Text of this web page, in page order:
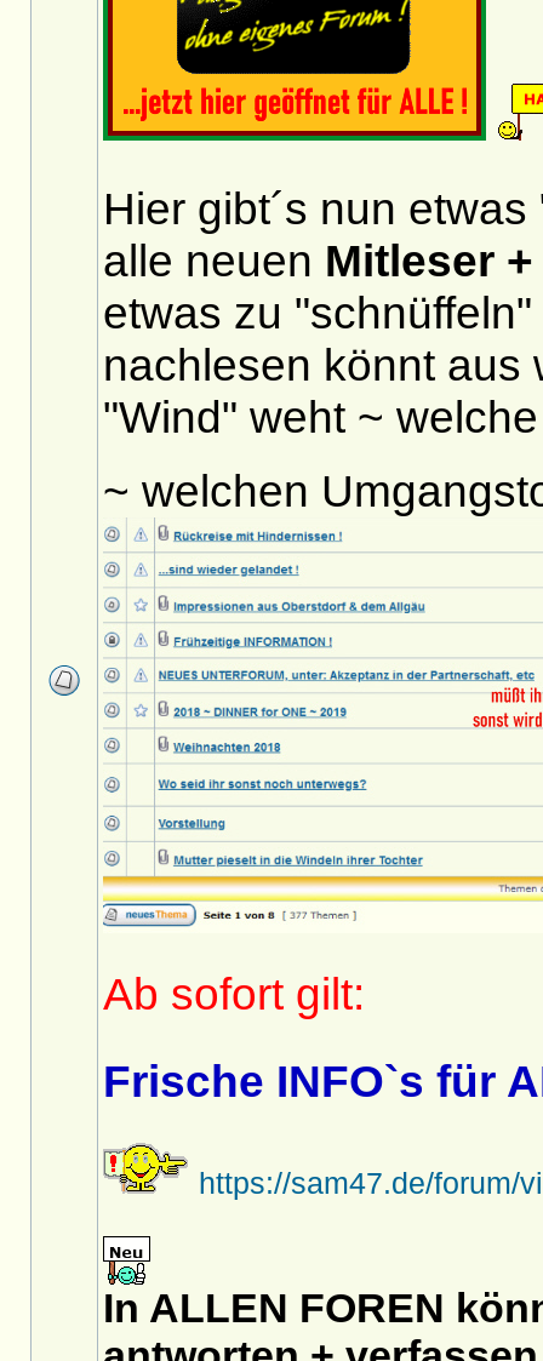
Hier gibt´s nun
alle neuen Mitleser
etwas zu
nachlesen könnt aus
"Wind" weht ~
~ welchen
Ab sofort gilt:
Frische INFO`s für
https://sam47.de/forum/
In ALLEN FOREN